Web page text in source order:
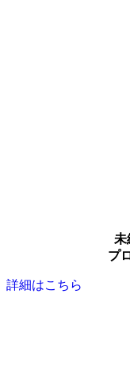
未
プ
詳細はこちら